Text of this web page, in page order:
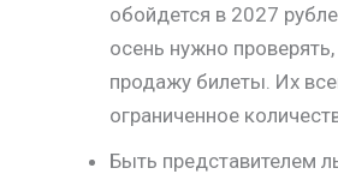
обойдется в 2027
осень нужно
продажу билеты. Их
ограниченное
Быть представителем